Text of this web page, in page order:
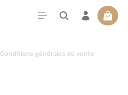
Le
Conditions générales de vente